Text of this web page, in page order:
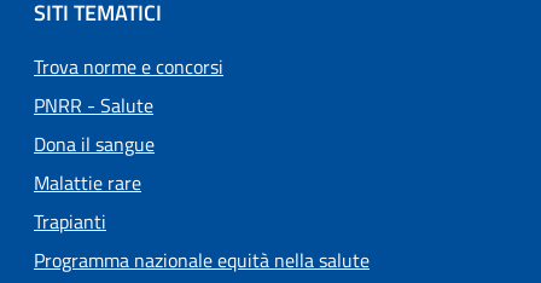
SITI TEMATICI
Trova norme e concorsi
PNRR - Salute
Dona il sangue
Malattie rare
Trapianti
Programma nazionale equità nella salute